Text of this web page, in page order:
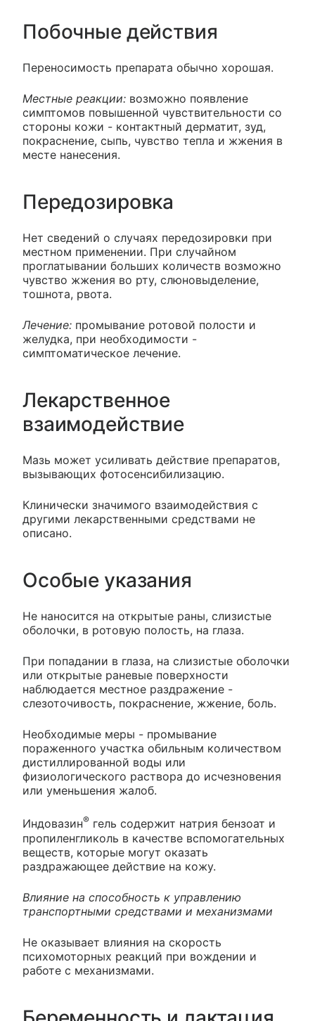
Побочные действия
Переносимость препарата обычно хорошая.
Местные реакции: возможно появление
симптомов повышенной чувствительности со
стороны кожи - контактный дерматит, зуд,
покраснение, сыпь, чувство тепла и жжения в
месте нанесения.
Передозировка
Нет сведений о случаях передозировки при
местном применении. При случайном
проглатывании больших количеств возможно
чувство жжения во рту, слюновыделение,
тошнота, рвота.
Лечение: промывание ротовой полости и
желудка, при необходимости -
симптоматическое лечение.
Лекарственное
взаимодействие
Мазь может усиливать действие препаратов,
вызывающих фотосенсибилизацию.
Клинически значимого взаимодействия с
другими лекарственными средствами не
описано.
Особые указания
Не наносится на открытые раны, слизистые
оболочки, в ротовую полость, на глаза.
При попадании в глаза, на слизистые оболочки
или открытые раневые поверхности
наблюдается местное раздражение -
слезоточивость, покраснение, жжение, боль.
Необходимые меры - промывание
пораженного участка обильным количеством
дистиллированной воды или
физиологического раствора до исчезновения
или уменьшения жалоб.
Индовазин® гель содержит натрия бензоат и
пропиленгликоль в качестве вспомогательных
веществ, которые могут оказать
раздражающее действие на кожу.
Влияние на способность к управлению
транспортными средствами и механизмами
Не оказывает влияния на скорость
психомоторных реакций при вождении и
работе с механизмами.